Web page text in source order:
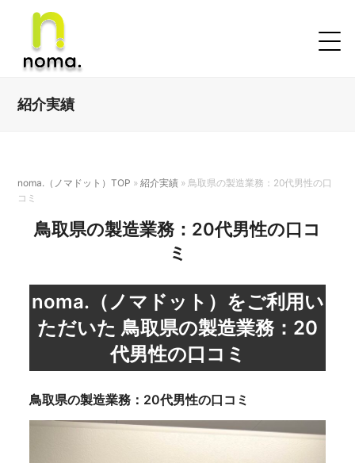
紹介実績
noma.（ノマドット）TOP »紹介実績 » 鳥取県の製造業務：20代男性の口
コミ
鳥取県の製造業務：20代男性の口コ
ミ
noma.（ノマドット）をご利用い
ただいた 鳥取県の製造業務：20
代男性の口コミ
鳥取県の製造業務：20代男性の口コミ